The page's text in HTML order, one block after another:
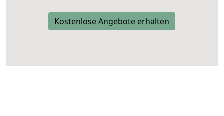
Kostenlose Angebote erhalten